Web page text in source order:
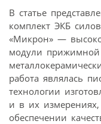
В статье
комплект ЭКБ
«Микрон» —
модули прижимной
работа являлась
технологии
и в их
обеспечении